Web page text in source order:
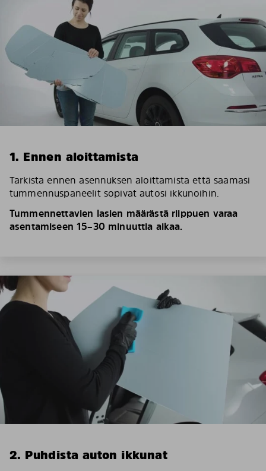
1. Ennen aloittamista
Tarkista ennen asennuksen aloittamista että saamasi
tummennuspaneelit sopivat autosi ikkunoihin.
Tummennettavien lasien määrästä riippuen varaa
asentamiseen 15–30 minuuttia aikaa.
2. Puhdista auton ikkunat